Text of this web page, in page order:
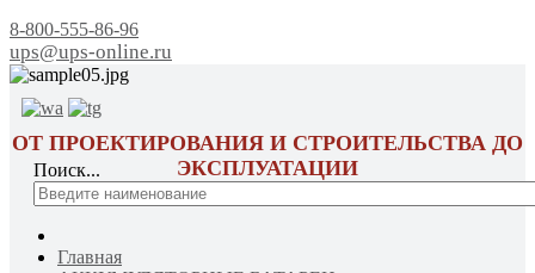
8-800-555-86-96
ups@ups-online.ru
ОТ ПРОЕКТИРОВАНИЯ И СТРОИТЕЛЬСТВА ДО
ЭКСПЛУАТАЦИИ
Поиск...
Главная